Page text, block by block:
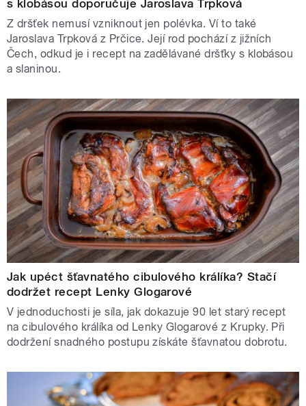
s klobásou doporučuje Jaroslava Trpková
Z dršťek nemusí vzniknout jen polévka. Ví to také
Jaroslava Trpková z Prčice. Její rod pochází z jižních
Čech, odkud je i recept na zadělávané dršťky s klobásou
a slaninou.
Jak upéct šťavnatého cibulového králíka? Stačí
dodržet recept Lenky Glogarové
V jednoduchosti je síla, jak dokazuje 90 let starý recept
na cibulového králíka od Lenky Glogarové z Krupky. Při
dodržení snadného postupu získáte šťavnatou dobrotu.